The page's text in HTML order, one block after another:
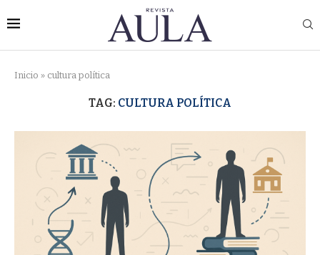
Inicio » cultura política
TAG: CULTURA POLÍTICA